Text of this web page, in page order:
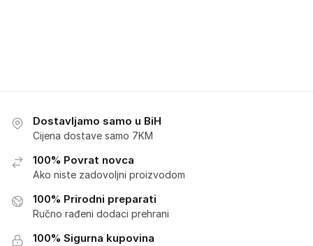
Dostavljamo samo u BiH
Cijena dostave samo 7KM
100% Povrat novca
Ako niste zadovoljni proizvodom
100% Prirodni preparati
Ručno rađeni dodaci prehrani
100% Sigurna kupovina